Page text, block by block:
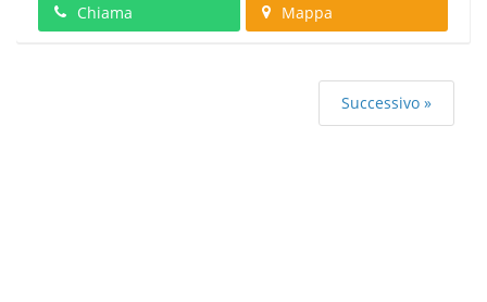
Chiama Mappa
Successivo »